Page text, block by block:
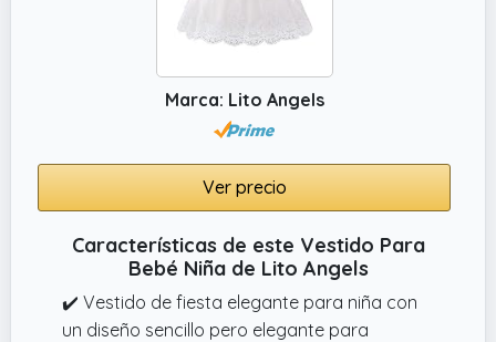
que complementa diversos estilos de
patrones de volantes o gofres para facilitar
su colocación y extracción.
✔️ Tejido cómodo: Este vestido de dos piezas
para bebé niña está confeccionado con una
combinación de 93 % algodón y 7 %
agradable para la piel, mientras que el
elastano le aporta elasticidad, garantizando
comodidad durante todo el día.
Marca: Lito Angels
Ver precio
Características de este Vestido Para
Bebé Niña de Lito Angels
✔️ Vestido de fiesta elegante para niña con
un diseño sencillo pero elegante para